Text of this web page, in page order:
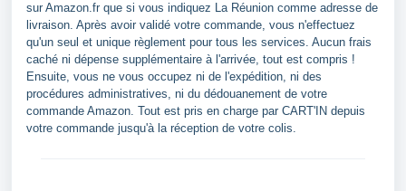
sur Amazon.fr que si vous indiquez La Réunion comme adresse de
livraison. Après avoir validé votre commande, vous n'effectuez
qu'un seul et unique règlement pour tous les services. Aucun frais
caché ni dépense supplémentaire à l'arrivée, tout est compris !
Ensuite, vous ne vous occupez ni de l'expédition, ni des
procédures administratives, ni du dédouanement de votre
commande Amazon. Tout est pris en charge par CART'IN depuis
votre commande jusqu'à la réception de votre colis.